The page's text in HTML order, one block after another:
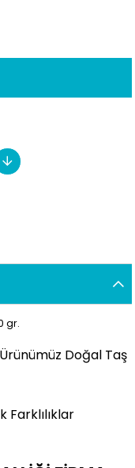
gr.
Doğal Taş
Farklılıklar